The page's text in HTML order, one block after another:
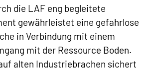
die LAF eng begleitete
gewährleistet eine gefahrlose
in Verbindung mit einem
mit der Ressource Boden.
alten Industriebrachen sichert